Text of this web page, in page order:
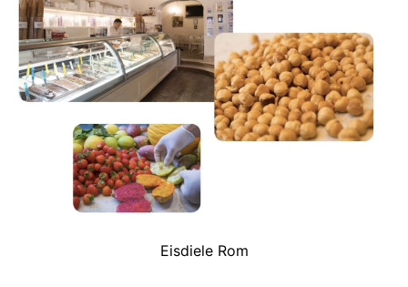
Eisdiele Rom